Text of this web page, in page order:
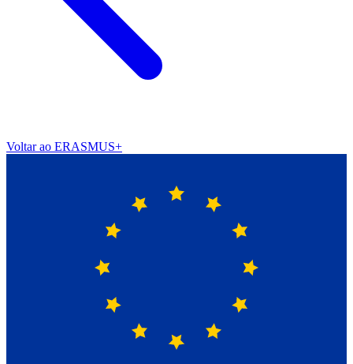
Voltar ao ERASMUS+